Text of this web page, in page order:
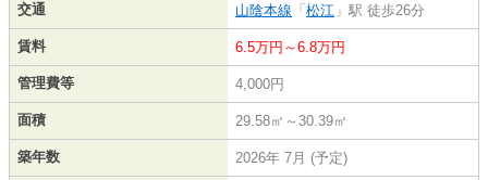
交通 山陰本線 「 松江 」駅 徒歩26分
賃料 6.5万円～6.8万円
管理費等 4,000円
面積 29.58㎡～30.39㎡
築年数 2026年 7月 (予定)